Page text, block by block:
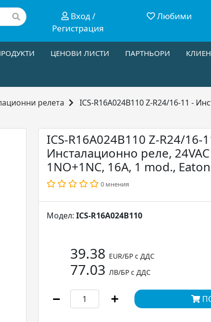
Вход /
Регистрация
Любими
ЦЕНОВИ ЛИСТИ ПАРТНЬОРИ
релета
ICS-R16A024B110 Z-R24/16-11 -
ICS-R16A024B110 Z-R24/16-
Инсталационно реле,
1NO+1NC, 16A, 1 mod., Eaton
0 мнения
Модел: ICS-R16A024B110
39.38 EUR/БР с ДДС
77.03 ЛВ/БР с ДДС